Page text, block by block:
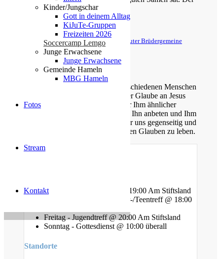
Kinder/Jungschar
Gott in deinem Alltag
KiJuTe-Gruppen
Freizeiten 2026
Soccercamp Lemgo
Junge Erwachsene
Junge Erwachsene
Gemeinde Hameln
MBG Hameln
Fotos
Stream
Kontakt
Acker ist die Welt.
Matthäus 13,37-38
© Evangelische Brüder-Unität – Herrnhuter Brüdergemeine
Weitere Informationen finden Sie hier
Über uns
Unsere Gemeinde besteht aus verschiedenen Menschen
jeden Alters, die eins verbindet: der Glaube an Jesus
Christus. Gemeinsam möchten wir Ihm ähnlicher
werden, Sein Wort kennen lernen, Ihn anbeten und Ihm
nachfolgen. Dabei unterstützen wir uns gegenseitig und
ermutigen uns auch im Alltag diesen Glauben zu leben.
Mittwoch - Bibelstunde @ 19:00 Am Stiftsland
Freitag - Gebet und Kinder-/Teentreff @ 18:00
Freitag - Jugendtreff @ 20:00 Am Stiftsland
Sonntag - Gottesdienst @ 10:00 überall
Standorte